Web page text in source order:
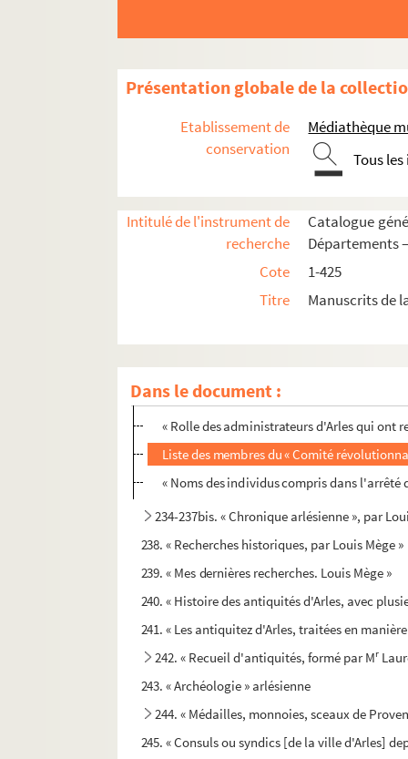
Présentation globale de la
Etablissement de
conservation
Médiathèque
Tous
Intitulé de l'instrument de
recherche
Catalogue
Départements
Cote
1-425
Titre
Manuscrits de
Dans le document :
229. « Recueil historique des troubles
231. « Recueil de pièces concernant la
232. « Documens relatifs à la peste d'Arles en
233. « Notes sur les troubles d'Arles, pendant
« Pétition des citoyens de la ville d'Arles, du
« Liste des signataires de la pétition du
« Décret de la Convention nationale du 20
« Tableau, par lettres alphabétiques, des
« Tableau des citoyens et citoyennes qui
« Rolle des administrateurs d'Arles qui ont
Liste des membres du « Comité
« Noms des individus compris dans l'arrêté
234-237bis. « Chronique arlésienne », par
238. « Recherches historiques, par Louis Mège »
239. « Mes dernières recherches. Louis Mège »
240. « Histoire des antiquités d'Arles, avec
241. « Les antiquitez d'Arles, traitées en
242. « Recueil d'antiquités, formé par Mr
243. « Archéologie » arlésienne
244. « Médailles, monnoies, sceaux de
245. « Consuls ou syndics [de la ville d'Arles]